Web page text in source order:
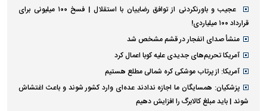
عجیب و باورنکردنی از توافق رضاییان با استقلال | فسخ ۱۰۰ میلیونی برای
قرارداد ۱۰۰ میلیاردی!
منشأ صدای انفجار در قشم مشخص شد
آمریکا تحریم‌های جدیدی علیه کوبا اعمال کرد
آمریکا: از پرتاب موشکی کره شمالی مطلع هستیم
پزشکیان: همسایگان ما اجازه ندادند عده‌ای وارد کشور شوند و باعث اغتشاش
شوند | باید مبلغ کالابرگ را افزایش دهیم